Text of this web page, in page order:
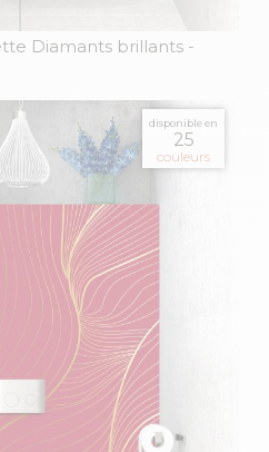
Diamants brillants -
disponible en
25
couleurs